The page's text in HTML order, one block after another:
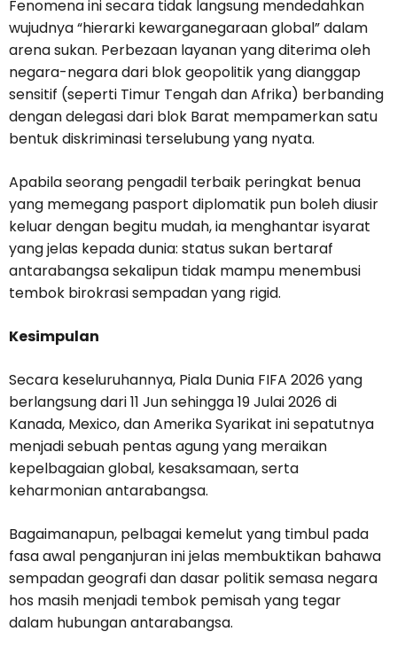
Fenomena ini secara tidak langsung mendedahkan
wujudnya “hierarki kewarganegaraan global” dalam
arena sukan. Perbezaan layanan yang diterima oleh
negara-negara dari blok geopolitik yang dianggap
sensitif (seperti Timur Tengah dan Afrika) berbanding
dengan delegasi dari blok Barat mempamerkan satu
bentuk diskriminasi terselubung yang nyata.
Apabila seorang pengadil terbaik peringkat benua
yang memegang pasport diplomatik pun boleh diusir
keluar dengan begitu mudah, ia menghantar isyarat
yang jelas kepada dunia: status sukan bertaraf
antarabangsa sekalipun tidak mampu menembusi
tembok birokrasi sempadan yang rigid.
Kesimpulan
Secara keseluruhannya, Piala Dunia FIFA 2026 yang
berlangsung dari 11 Jun sehingga 19 Julai 2026 di
Kanada, Mexico, dan Amerika Syarikat ini sepatutnya
menjadi sebuah pentas agung yang meraikan
kepelbagaian global, kesaksamaan, serta
keharmonian antarabangsa.
Bagaimanapun, pelbagai kemelut yang timbul pada
fasa awal penganjuran ini jelas membuktikan bahawa
sempadan geografi dan dasar politik semasa negara
hos masih menjadi tembok pemisah yang tegar
dalam hubungan antarabangsa.